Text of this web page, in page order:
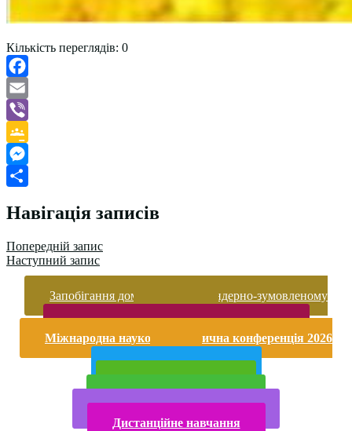
Кількість переглядів: 0
Facebook
Email
Viber
Google
Classroom
Messenger
Навігація записів
Попередній запис
Наступний запис
Запобігання домашньому та гендерно-зумовленому
Міжнародна науково-практична конференція 2026
Дистанційне навчання